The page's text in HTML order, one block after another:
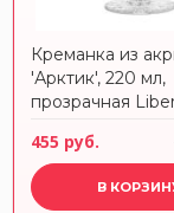
Креманка из
'Арктик', 220 мл,
прозрачная
455 руб.
В